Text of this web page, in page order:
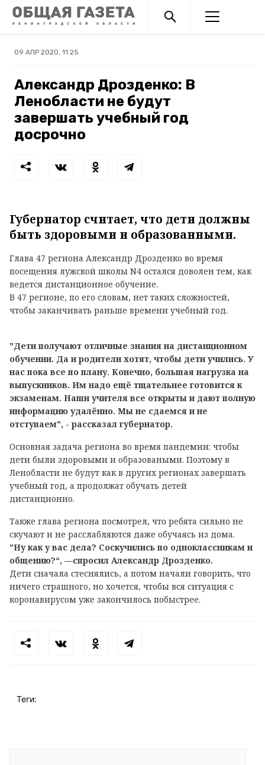
09 АПР 2020, 11:25
Александр Дрозденко: В
Ленобласти не будут
завершать учебный год
досрочно
Губернатор считает, что дети должны
быть здоровыми и образованными.
Глава 47 региона Александр Дрозденко во время
посещения лужской школы N4 остался доволен тем, как
ведется дистанционное обучение.
В 47 регионе, по его словам, нет таких сложностей,
чтобы заканчивать раньше времени учебный год.
"Дети получают отличные знания на дистанционном
обучении. Да и родители хотят, чтобы дети учились. У
нас пока все по плану. Конечно, большая нагрузка на
выпускников. Им надо ещё тщательнее готовится к
экзаменам. Наши учителя все открыты и дают полную
информацию удалённо. Мы не сдаемся и не
отступаем", - рассказал губернатор.
Основная задача региона во время пандемии: чтобы
дети были здоровыми и образоваными. Поэтому в
Ленобласти не будут как в других регионах завершать
учебный год, а продолжат обучать детей
дистанционно.
Также глава региона посмотрел, что ребята сильно не
скучают и не расслабляются даже обучаясь из дома.
"Ну как у вас дела? Соскучились по одноклассникам и
общению?“, —спросил Александр Дрозденко.
Дети сначала стеснялись, а потом начали говорить, что
ничего страшного, но хочется, чтобы вся ситуация с
коронавирусом уже закончилось побыстрее.
Теги: